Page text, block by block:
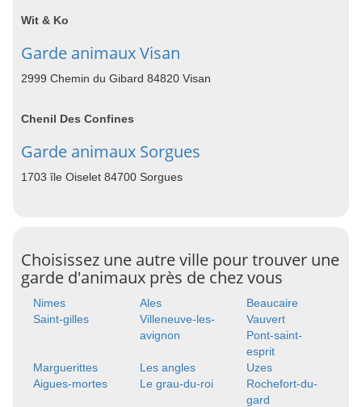
Wit & Ko
Garde animaux Visan
2999 Chemin du Gibard 84820 Visan
Chenil Des Confines
Garde animaux Sorgues
1703 île Oiselet 84700 Sorgues
Choisissez une autre ville pour trouver une
garde d'animaux près de chez vous
Nimes Ales
Beaucaire
Saint-gilles
Villeneuve-les-
avignon
Vauvert
Pont-saint-
esprit
Marguerittes
Les angles
Uzes
Aigues-mortes
Le grau-du-roi
Rochefort-du-
gard